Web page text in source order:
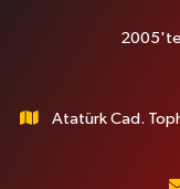
Atatürk Cad.